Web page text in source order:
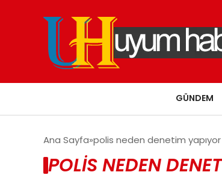
GÜNDEM
Ana Sayfa polis neden denetim yapıyor
POLIS NEDEN